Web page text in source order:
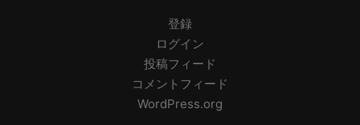
登録
ログイン
投稿フィード
コメントフィード
WordPress.org